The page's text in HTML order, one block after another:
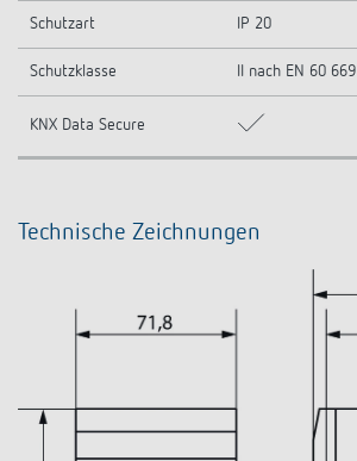
Schutzart IP 20
Schutzklasse II nach EN 60 669
KNX Data Secure
Technische Zeichnungen